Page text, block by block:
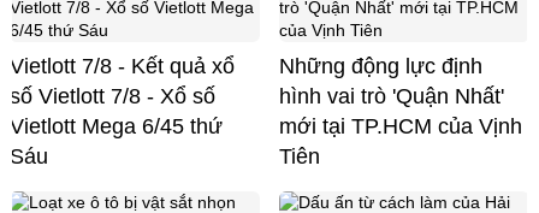
Vietlott 7/8 - Kết quả xổ
số Vietlott 7/8 - Xổ số
Vietlott Mega 6/45 thứ
Sáu
Những động lực định
hình vai trò 'Quận Nhất'
mới tại TP.HCM của Vịnh
Tiên